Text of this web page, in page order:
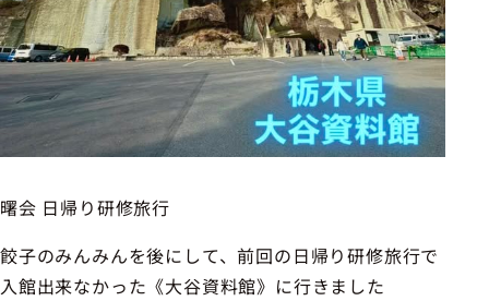
曙会 日帰り研修旅行
餃子のみんみんを後にして、前回の日帰り研修旅行で
入館出来なかった《大谷資料館》に行きました